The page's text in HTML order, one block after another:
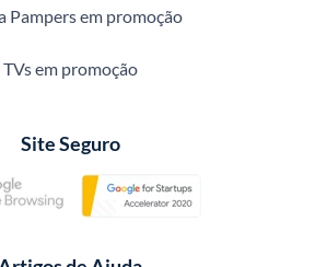
Pampers em promoção
TVs em promoção
Site Seguro